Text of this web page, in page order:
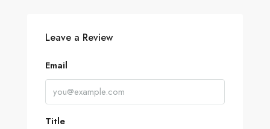
Leave a Review
Email
Title